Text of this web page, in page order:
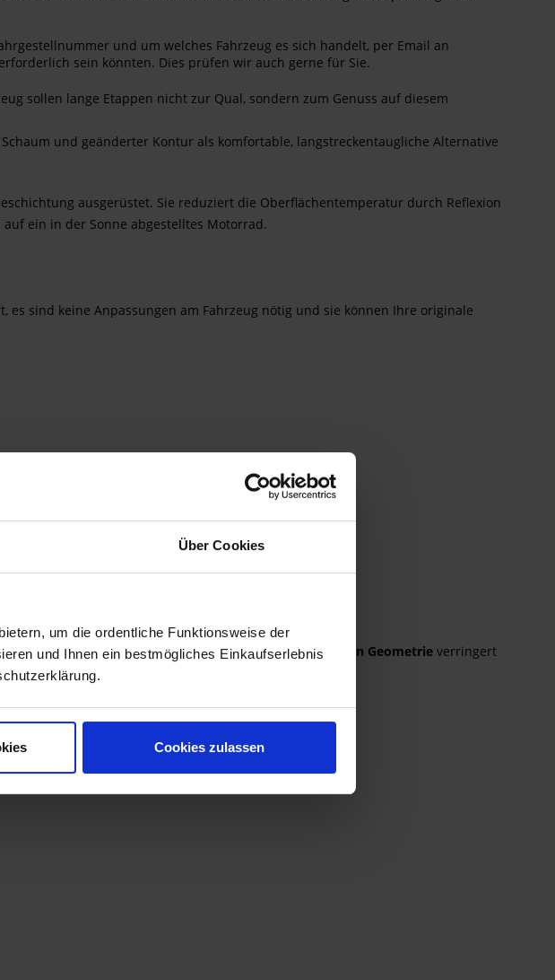
Über Cookies
um die ordentliche Funktionsweise der
und Ihnen ein bestmögliches Einkaufserlebnis
Cookies zulassen
und um welches Fahrzeug es sich handelt, per Email an
sein könnten. Dies prüfen wir auch gerne für Sie.
sollen lange Etappen nicht zur Qual, sondern zum Genuss auf diesem
und geänderter Kontur als komfortable, langstreckentaugliche Alternative
ausgerüstet. Sie reduziert die Oberflächentemperatur durch Reflexion
ein in der Sonne abgestelltes Motorrad.
sind keine Anpassungen am Fahrzeug nötig und sie können Ihre originale
auf langen Touren nicht durch. Dank eineroptimierten Geometrie verringert